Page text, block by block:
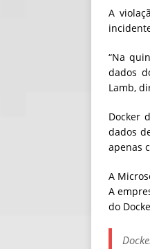
A
“Na
dados
Lamb,
Docker
dados
apenas
A
A
do